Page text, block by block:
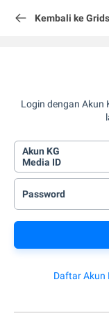
Kembali ke
Login dengan Akun
Akun KG
Media ID
Password
Daftar Akun